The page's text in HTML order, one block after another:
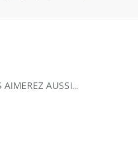
AIMEREZ AUSSI...